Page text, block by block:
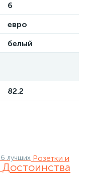
6
евро
белый
82.2
Розетки и
Достоинства